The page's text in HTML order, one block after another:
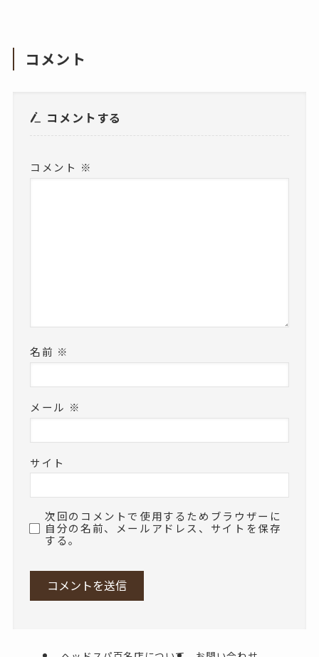
コメント
コメントする
コメント ※
名前 ※
メール ※
サイト
次回のコメントで使用するためブラウザーに
自分の名前、メールアドレス、サイトを保存
する。